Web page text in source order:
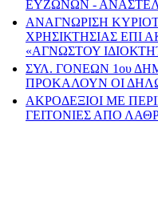
ΕΥΖΩΝΩΝ -
ΑΝΑΓΝΩΡΙΣΗ
ΧΡΗΣΙΚΤΗΣΙΑΣ ΕΠΙ
«ΑΓΝΩΣΤΟΥ
ΣΥΛ. ΓΟΝΕΩΝ 1ου
ΠΡΟΚΑΛΟΥΝ ΟΙ
ΑΚΡΟΔΕΞΙΟΙ ΜΕ
ΓΕΙΤΟΝΙΕΣ ΑΠΟ